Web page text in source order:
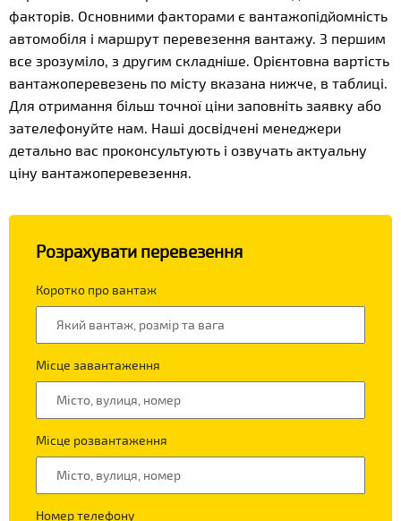
факторів. Основними факторами є вантажопідйомність
автомобіля і маршрут перевезення вантажу. З першим
все зрозуміло, з другим складніше. Орієнтовна вартість
вантажоперевезень по місту вказана нижче, в таблиці.
Для отримання більш точної ціни заповніть заявку або
зателефонуйте нам. Наші досвідчені менеджери
детально вас проконсультують і озвучать актуальну
ціну вантажоперевезення.
Розрахувати перевезення
Коротко про вантаж
Місце завантаження
Місце розвантаження
Номер телефону